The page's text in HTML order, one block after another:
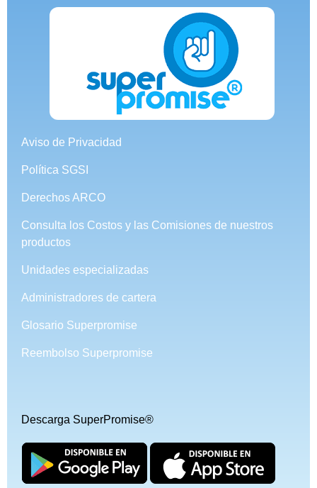
Aviso de Privacidad
Política SGSI
Derechos ARCO
Consulta los Costos y las Comisiones de nuestros
productos
Unidades especializadas
Administradores de cartera
Glosario Superpromise
Reembolso Superpromise
Descarga SuperPromise®